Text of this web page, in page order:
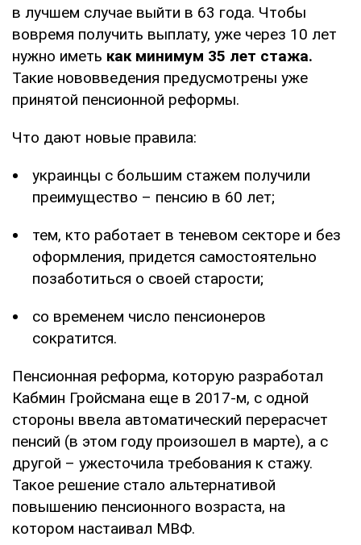
в лучшем случае выйти в 63 года. Чтобы
вовремя получить выплату, уже через 10 лет
нужно иметь как минимум 35 лет стажа.
Такие нововведения предусмотрены уже
принятой пенсионной реформы.
Что дают новые правила:
украинцы с большим стажем получили
преимущество – пенсию в 60 лет;
тем, кто работает в теневом секторе и без
оформления, придется самостоятельно
позаботиться о своей старости;
со временем число пенсионеров
сократится.
Пенсионная реформа, которую разработал
Кабмин Гройсмана еще в 2017-м, с одной
стороны ввела автоматический перерасчет
пенсий (в этом году произошел в марте), а с
другой – ужесточила требования к стажу.
Такое решение стало альтернативой
повышению пенсионного возраста, на
котором настаивал МВФ.